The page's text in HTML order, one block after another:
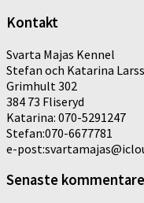
Kontakt
Svarta Majas Kennel
Stefan och Katarina
Grimhult 302
384 73 Fliseryd
Katarina: 070-5291247
Stefan:070-6677781
e-
Senaste